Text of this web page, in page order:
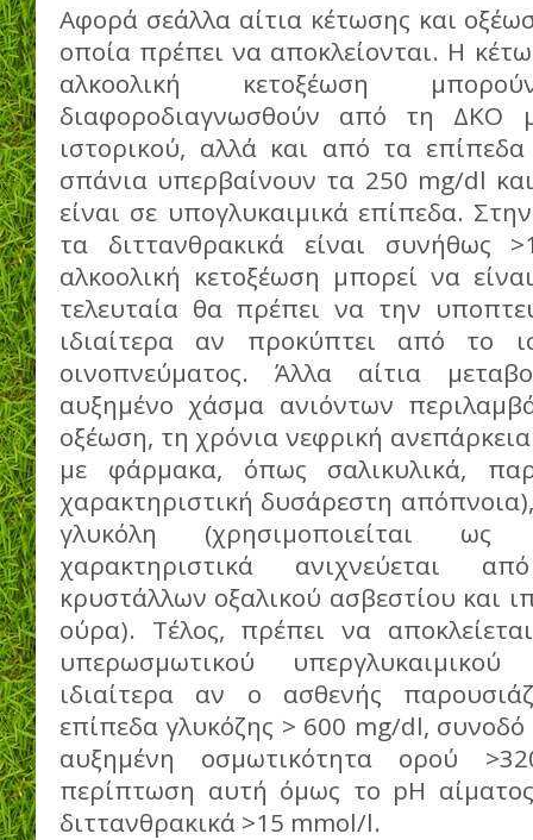
Αφορά σεάλλα αίτια κέτωσης και
οποία πρέπει να αποκλείονται. Η
αλκοολική κετοξέωση
διαφοροδιαγνωσθούν από τη ΔΚΟ
ιστορικού, αλλά και από τα
σπάνια υπερβαίνουν τα 250 mg/dl
είναι σε υπογλυκαιμικά επίπεδα.
τα διττανθρακικά είναι συνήθως
αλκοολική κετοξέωση μπορεί να
τελευταία θα πρέπει να την
ιδιαίτερα αν προκύπτει από το
οινοπνεύματος. Άλλα αίτια
αυξημένο χάσμα ανιόντων
οξέωση, τη χρόνια νεφρική
με φάρμακα, όπως σαλικυλικά,
χαρακτηριστική δυσάρεστη
γλυκόλη (χρησιμοποιείται ως
χαρακτηριστικά ανιχνεύεται
κρυστάλλων οξαλικού ασβεστίου και
ούρα). Τέλος, πρέπει να
υπερωσμωτικού
ιδιαίτερα αν ο ασθενής
επίπεδα γλυκόζης > 600 mg/dl,
αυξημένη οσμωτικότητα ορού
περίπτωση αυτή όμως το pH
διττανθρακικά >15 mmol/l.